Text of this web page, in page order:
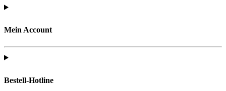
Mein Account
Bestell-Hotline